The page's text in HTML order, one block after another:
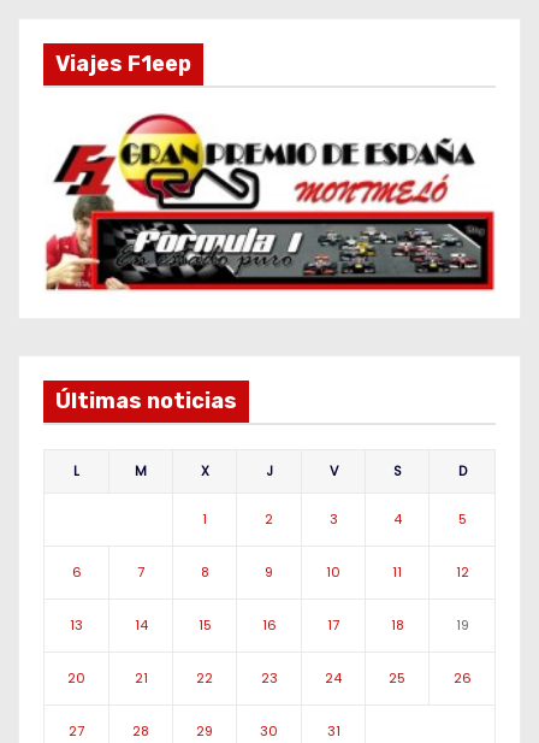
Viajes F1eep
Últimas noticias
L M X J V S D
1 2 3 4 5
6 7 8 9 10 11 12
13 14 15 16 17 18 19
20 21 22 23 24 25 26
27 28 29 30 31